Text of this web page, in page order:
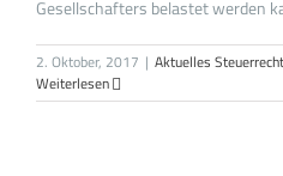
Gesellschafters belastet werden
2. Oktober, 2017 | Aktuelles Steuerrecht
Weiterlesen